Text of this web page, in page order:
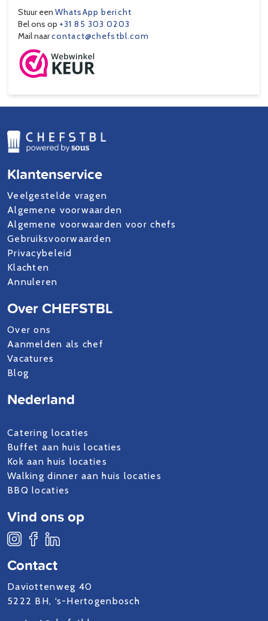
Stuur een WhatsApp bericht
Bel ons op +31 85 303 0203
Mail naarcontact@chefstbl.com
Klantenservice
Veelgestelde vragen
Algemene voorwaarden
Algemene voorwaarden voor chefs
Gebruiksvoorwaarden
Privacybeleid
Klachten
Annuleren
Over CHEFSTBL
Over ons
Aanmelden als chef
Vacatures
Blog
Contact
Daviottenweg 40
5222 BH, ‘s-Hertogenbosch
Nederland
Catering locaties
Buffet aan huis locaties
Kok aan huis locaties
Walking dinner aan huis locaties
BBQ locaties
Vind ons op